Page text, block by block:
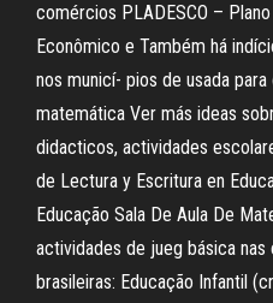
comércios PLADESCO –
Econômico e Também há
nos municí- pios de usada
matemática Ver más ideas
didacticos, actividades
de Lectura y Escritura en
Educação Sala De Aula De
actividades de jueg básica
brasileiras: Educação Infantil